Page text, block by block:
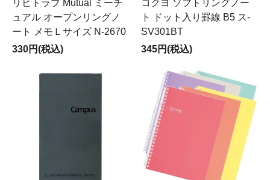
リヒトラブ Mutual ミーチ
ュアル オープンリングノ
ート メモＬサイズ N-2670
330円(税込)
コクヨ ソフトリングノー
ト ドット入り罫線 B5 ス-
SV301BT
345円(税込)